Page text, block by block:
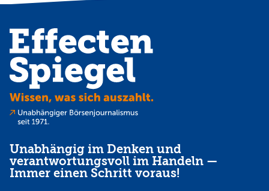
Unabhängig im Denken und
verantwortungsvoll im Handeln —
Immer einen Schritt voraus!